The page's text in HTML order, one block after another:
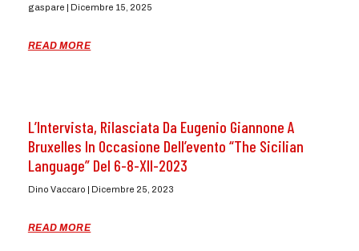
gaspare Dicembre 15, 2025
READ MORE
L’Intervista, Rilasciata Da Eugenio Giannone A
Bruxelles In Occasione Dell’evento “The Sicilian
Language” Del 6-8-XII-2023
Dino Vaccaro Dicembre 25, 2023
READ MORE